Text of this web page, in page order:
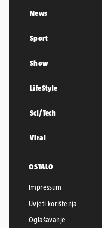
News
Sport
Show
LifeStyle
Sci/Tech
Viral
OSTALO
Impressum
Uvjeti korištenja
Oglašavanje